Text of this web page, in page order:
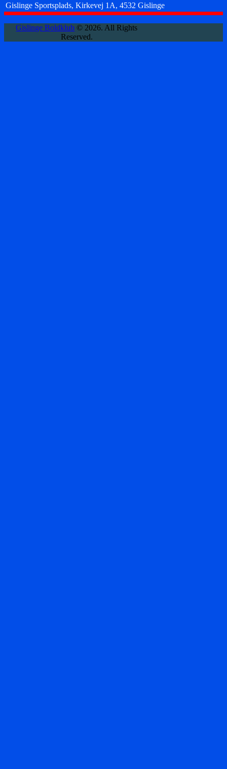
Gislinge Sportsplads, Kirkevej 1A, 4532 Gislinge
Gislinge Boldklub © 2026. All Rights
Reserved.